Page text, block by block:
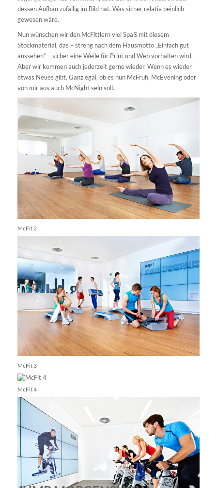
dessen Aufbau zufällig im Bild hat. Was sicher relativ peinlich
gewesen wäre.
Nun wünschen wir den McFittlern viel Spaß mit diesem
Stockmaterial, das – streng nach dem Hausmotto „Einfach gut
aussehen“ – sicher eine Weile für Print und Web vorhalten wird.
Aber wir kommen auch jederzeit gerne wieder. Wenn es wieder
etwas Neues gibt. Ganz egal, ob es nun McFrüh, McEvening oder
von mir aus auch McNight sein soll.
McFit 2
McFit 3
McFit 4